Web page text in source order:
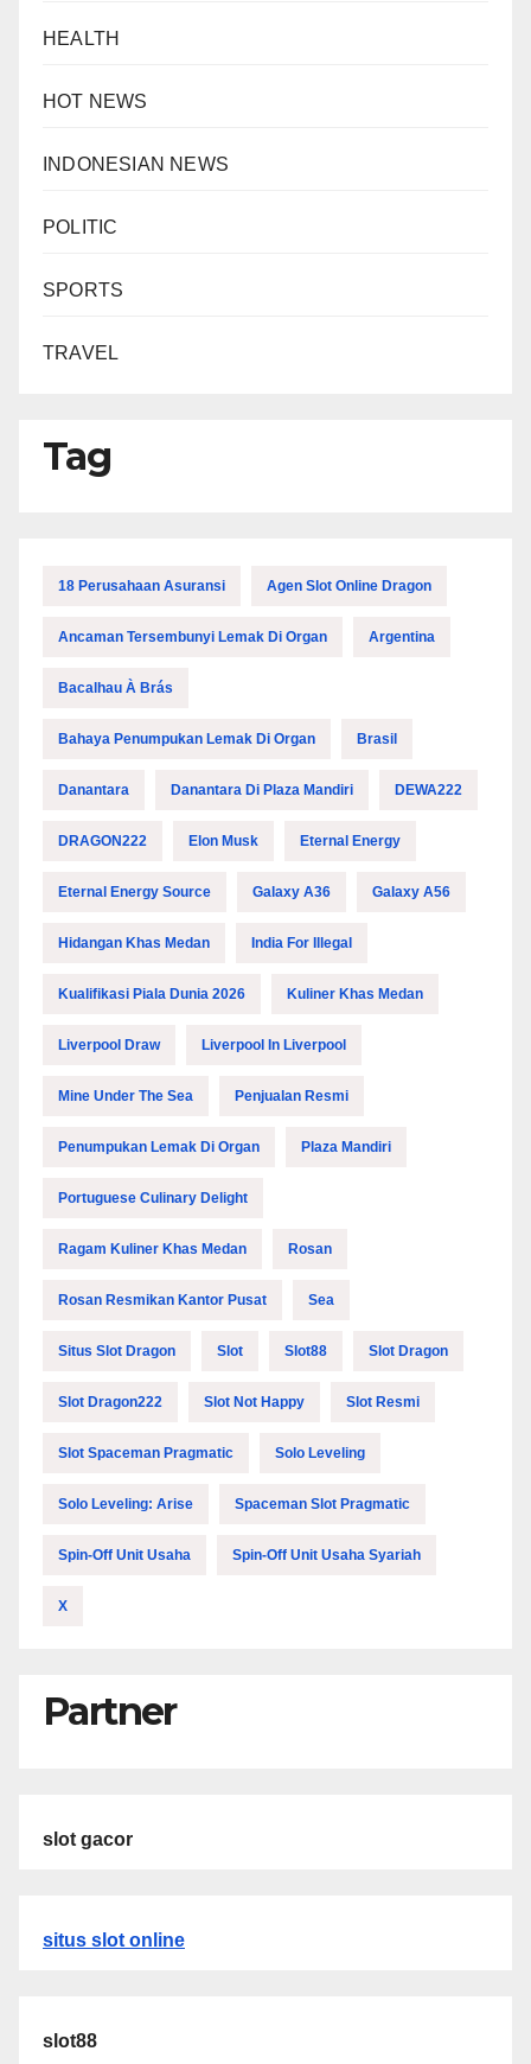
HEALTH
HOT NEWS
INDONESIAN NEWS
POLITIC
SPORTS
TRAVEL
Tag
18 Perusahaan Asuransi Agen Slot Online Dragon
Ancaman Tersembunyi Lemak Di Organ Argentina
Bacalhau À Brás
Bahaya Penumpukan Lemak Di Organ Brasil
Danantara Danantara Di Plaza Mandiri DEWA222
DRAGON222 Elon Musk Eternal Energy
Eternal Energy Source Galaxy A36 Galaxy A56
Hidangan Khas Medan India For Illegal
Kualifikasi Piala Dunia 2026 Kuliner Khas Medan
Liverpool Draw Liverpool In Liverpool
Mine Under The Sea Penjualan Resmi​
Penumpukan Lemak Di Organ Plaza Mandiri
Portuguese Culinary Delight
Ragam Kuliner Khas Medan Rosan
Rosan Resmikan Kantor Pusat Sea
Situs Slot Dragon Slot Slot88 Slot Dragon
Slot Dragon222 Slot Not Happy Slot Resmi
Slot Spaceman Pragmatic Solo Leveling
Solo Leveling: Arise Spaceman Slot Pragmatic
Spin-Off Unit Usaha Spin-Off Unit Usaha Syariah
X
Partner
slot gacor
situs slot online
slot88